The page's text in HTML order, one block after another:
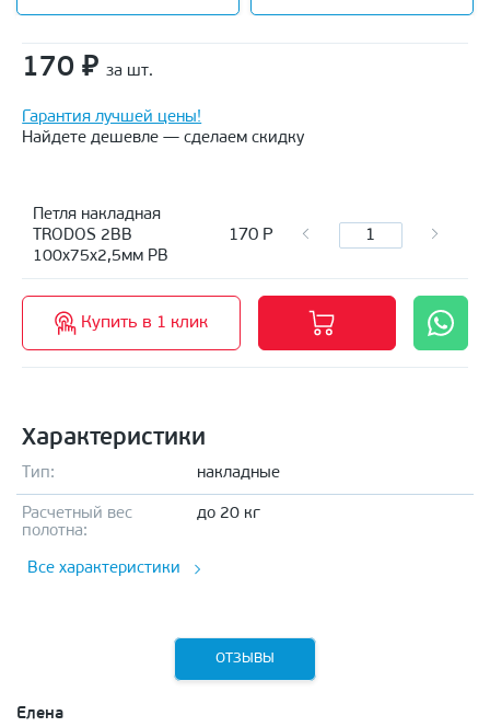
170 ₽ за шт.
Гарантия лучшей цены!
Найдете дешевле — сделаем скидку
Петля накладная
TRODOS 2BB
100х75х2,5мм PB
170 Р
Купить в 1 клик
Характеристики
Тип: накладные
Расчетный вес
полотна:
до 20 кг
Все характеристики
ОТЗЫВЫ
Елена